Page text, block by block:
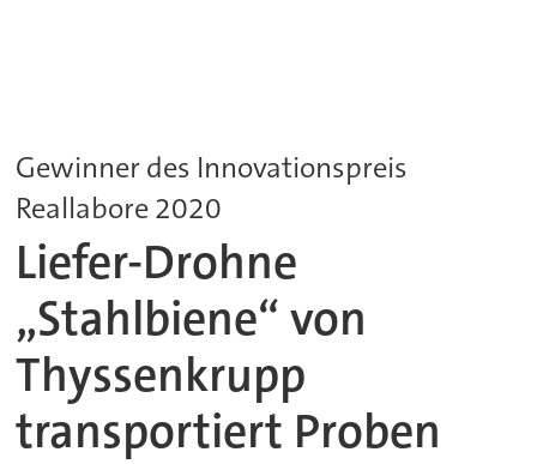
Gewinner des Innovationspreis
Reallabore 2020
Liefer-Drohne
„Stahlbiene“ von
Thyssenkrupp
transportiert Proben